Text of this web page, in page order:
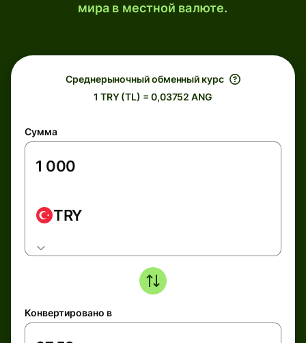
мира в местной валюте.
Среднерыночный обменный курс
1 TRY (TL) = 0,03752 ANG
Сумма
TRY
Конвертировано в